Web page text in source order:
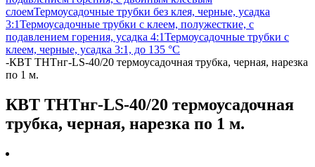
слоемТермоусадочные трубки без клея, черные, усадка
3:1Термоусадочные трубки с клеем, полужесткие, с
подавлением горения, усадка 4:1Термоусадочные трубки с
клеем, черные, усадка 3:1, до 135 °C
-КВТ ТНТнг-LS-40/20 термоусадочная трубка, черная, нарезка
по 1 м.
КВТ ТНТнг-LS-40/20 термоусадочная
трубка, черная, нарезка по 1 м.